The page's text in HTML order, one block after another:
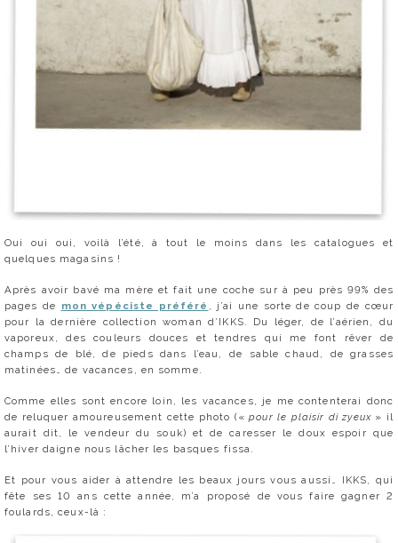
Oui oui oui, voilà l’été, à tout le moins dans les catalogues et
quelques magasins !
Après avoir bavé ma mère et fait une coche sur à peu près 99% des
pages de mon vépéciste préféré , j’ai une sorte de coup de cœur
pour la dernière collection woman d’IKKS. Du léger, de l’aérien, du
vaporeux, des couleurs douces et tendres qui me font rêver de
champs de blé, de pieds dans l’eau, de sable chaud, de grasses
matinées… de vacances, en somme.
Comme elles sont encore loin, les vacances, je me contenterai donc
de reluquer amoureusement cette photo («pour le plaisir di zyeux» il
aurait dit, le vendeur du souk) et de caresser le doux espoir que
l’hiver daigne nous lâcher les basques fissa.
Et pour vous aider à attendre les beaux jours vous aussi… IKKS, qui
fête ses 10 ans cette année, m’a proposé de vous faire gagner 2
foulards, ceux-là :